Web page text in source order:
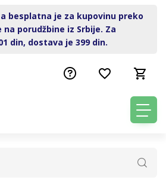
besplatna je za kupovinu preko
na porudžbine iz Srbije. Za
din, dostava je 399 din.